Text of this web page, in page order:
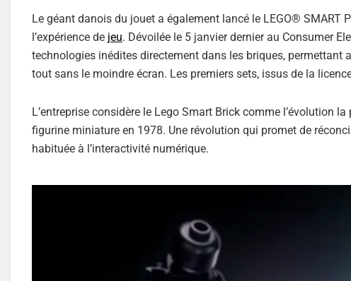
Le géant danois du jouet a également lancé le LEGO®
l’expérience de jeu. Dévoilée le 5 janvier dernier au Consumer
technologies inédites directement dans les briques,
tout sans le moindre écran. Les premiers sets, issus de la
L’entreprise considère le Lego Smart Brick comme l’évolution
figurine miniature en 1978. Une révolution qui promet de
habituée à l’interactivité numérique.